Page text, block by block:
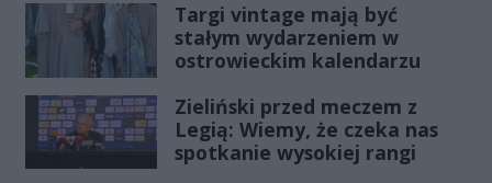
Targi vintage mają być
stałym wydarzeniem w
ostrowieckim kalendarzu
Zieliński przed meczem z
Legią: Wiemy, że czeka nas
spotkanie wysokiej rangi